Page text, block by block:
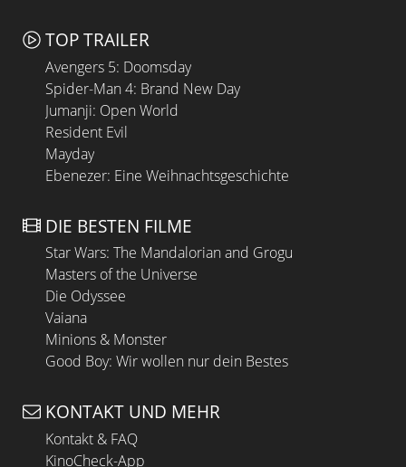
TOP TRAILER
Avengers 5: Doomsday
Spider-Man 4: Brand New Day
Jumanji: Open World
Resident Evil
Mayday
Ebenezer: Eine Weihnachtsgeschichte
DIE BESTEN FILME
Star Wars: The Mandalorian and Grogu
Masters of the Universe
Die Odyssee
Vaiana
Minions & Monster
Good Boy: Wir wollen nur dein Bestes
KONTAKT UND MEHR
Kontakt & FAQ
KinoCheck-App